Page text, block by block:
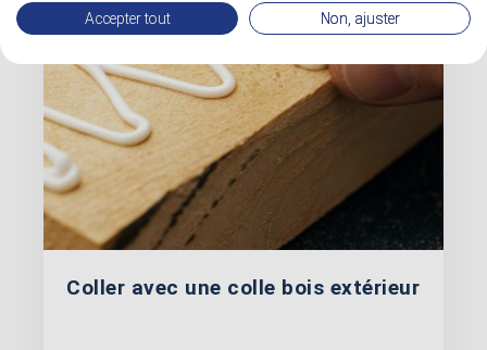
Coller avec une colle bois extérieur
Accepter tout Non, ajuster